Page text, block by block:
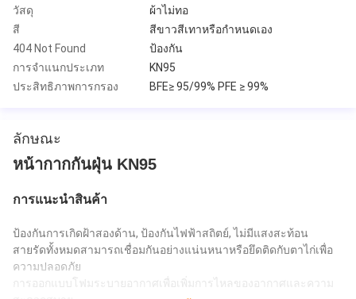
วัสดุ
ผ้าไม่ทอ
สี
สีขาวสีเทาหรือกำหนดเอง
404 Not Found
ป้องกัน
การจำแนกประเภท
KN95
ประสิทธิภาพการกรอง
BFE≥ 95/99% PFE ≥ 99%
ลักษณะ
หน้ากากกันฝุ่น KN95
การแนะนำสินค้า
ป้องกันการเกิดฝ้าสองด้าน, ป้องกันไฟฟ้าสถิตย์, ไม่มีแสงสะท้อน
สายรัดทั้งหมดสามารถเชื่อมกันอย่างแน่นหนาหรือยึดติดกับตาไก่เพื่อ
ความปลอดภัย
การออกแบบโฟมระบายอากาศเพื่อเพิ่มการไหลของอากาศและความ